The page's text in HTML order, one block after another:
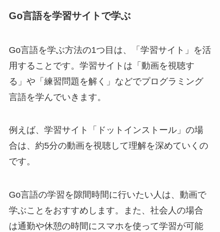
Go言語を学習サイトで学ぶ
Go言語を学ぶ方法の1つ目は、「学習サイト」を活
用することです。学習サイトは「動画を視聴す
る」や「練習問題を解く」などでプログラミング
言語を学んでいきます。
例えば、学習サイト「ドットインストール」の場
合は、約5分の動画を視聴して理解を深めていくの
です。
Go言語の学習を隙間時間に行いたい人は、動画で
学ぶことをおすすめします。また、社会人の場合
は通勤や休憩の時間にスマホを使って学習が可能